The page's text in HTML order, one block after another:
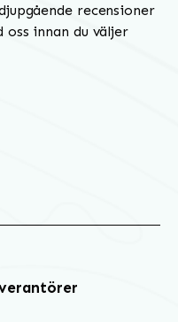
recensioner
innan du väljer